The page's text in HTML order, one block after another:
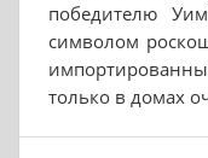
победителю
символом
только в домах